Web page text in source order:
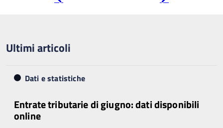
Ultimi articoli
Dati e statistiche
Entrate tributarie di giugno: dati disponibili
online